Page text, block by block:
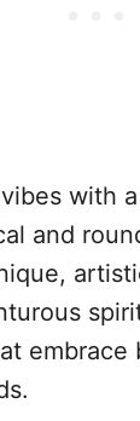
with
and
embrace